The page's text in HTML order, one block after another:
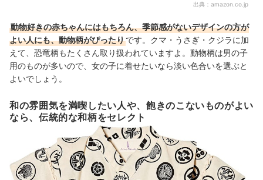
出典： amazon.co.jp
動物好きの赤ちゃんにはもちろん、季節感がないデザインの方が
よい人にも、動物柄がぴったりです。クマ・うさぎ・クジラに加
えて、恐竜柄もたくさん取り扱われていますよ。動物柄は男の子
用のものが多いので、女の子に着せたいなら淡い色合いを選ぶと
よいでしょう。
和の雰囲気を満喫したい人や、飽きのこないものがよい
なら、伝統的な和柄をセレクト